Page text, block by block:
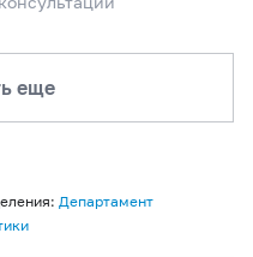
еще
Департамент